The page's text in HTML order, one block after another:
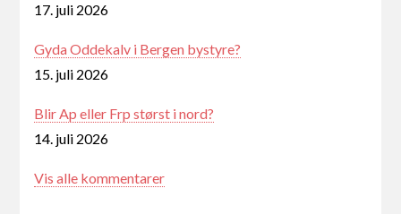
17. juli 2026
Gyda Oddekalv i Bergen bystyre?
15. juli 2026
Blir Ap eller Frp størst i nord?
14. juli 2026
Vis alle kommentarer